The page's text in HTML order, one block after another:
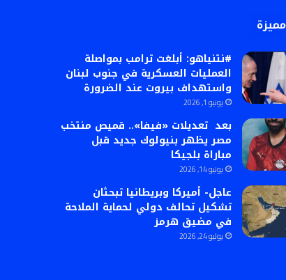
#نتنياهو: أبلغت ترامب بمواصلة
العمليات العسكرية في جنوب لبنان
واستهداف بيروت عند الضرورة
يونيو 1, 2026
بعد تعديلات «فيفا».. قميص منتخب
مصر يظهر بنيولوك جديد قبل
مباراة بلجيكا
يونيو 14, 2026
عاجل- أميركا وبريطانيا تبحثان
تشكيل تحالف دولي لحماية الملاحة
في مضيق هرمز
يوليو 24, 2026